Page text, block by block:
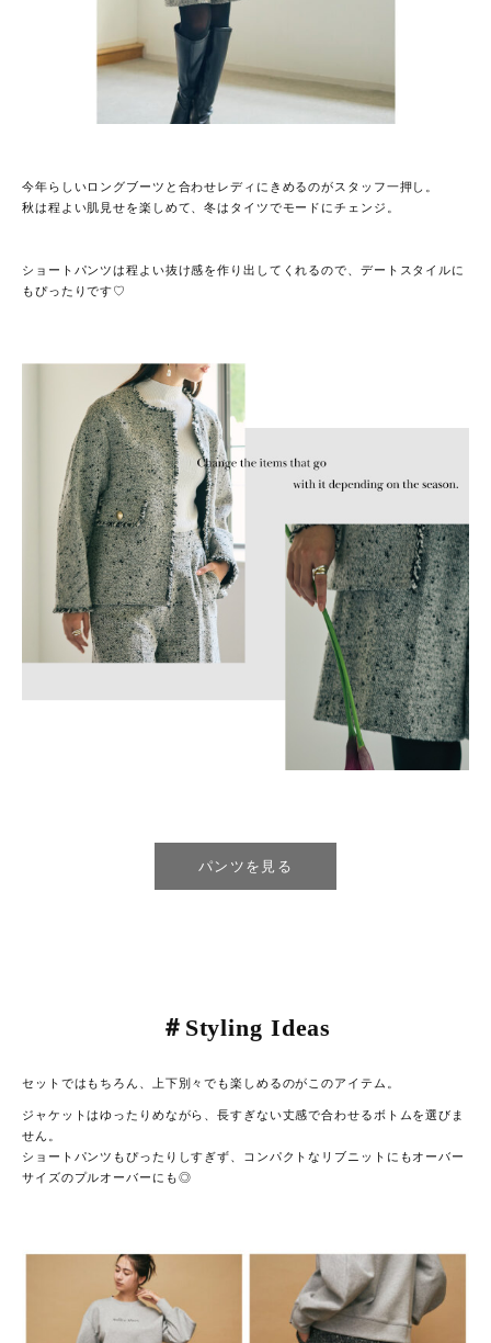
今年らしいロングブーツと合わせレディにきめるのがスタッフ一押し。
秋は程よい肌見せを楽しめて、冬はタイツでモードにチェンジ。
ショートパンツは程よい抜け感を作り出してくれるので、デートスタイルに
もぴったりです♡
パンツを見る
＃Styling Ideas
セットではもちろん、上下別々でも楽しめるのがこのアイテム。
ジャケットはゆったりめながら、長すぎない丈感で合わせるボトムを選びま
せん。
ショートパンツもぴったりしすぎず、コンパクトなリブニットにもオーバー
サイズのプルオーバーにも◎